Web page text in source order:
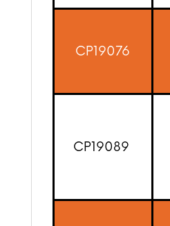
CP19076
CP19089